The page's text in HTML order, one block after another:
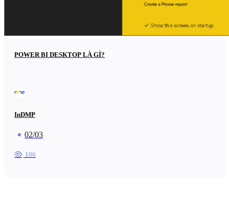
POWER BI DESKTOP LÀ GÌ?
InDMP
02/03
106